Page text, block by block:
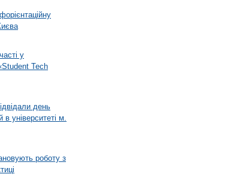
у
Tech
день
університеті м.
роботу з